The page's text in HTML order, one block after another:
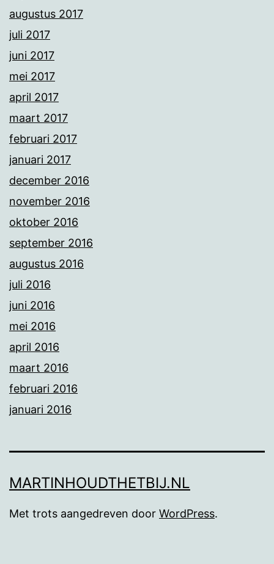
augustus 2017
juli 2017
juni 2017
mei 2017
april 2017
maart 2017
februari 2017
januari 2017
december 2016
november 2016
oktober 2016
september 2016
augustus 2016
juli 2016
juni 2016
mei 2016
april 2016
maart 2016
februari 2016
januari 2016
MARTINHOUDTHETBIJ.NL
Met trots aangedreven door WordPress.